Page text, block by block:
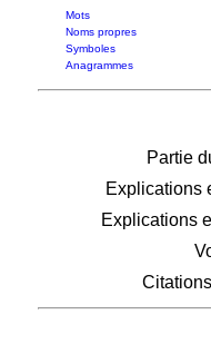
Mots
Noms propres
Symboles
Anagrammes
Partie
Explications
Explications